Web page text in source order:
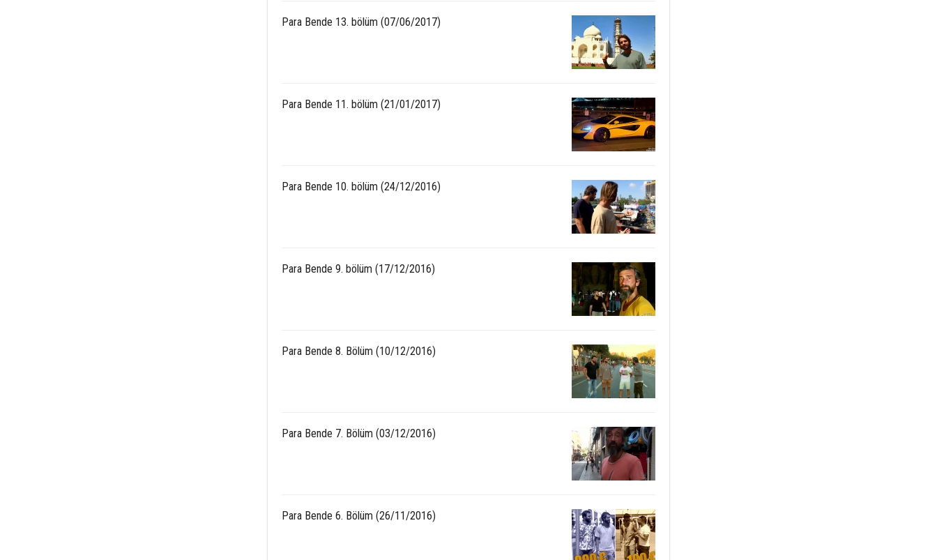
Para Bende 13. bölüm (07/06/2017)
Para Bende 11. bölüm (21/01/2017)
Para Bende 10. bölüm (24/12/2016)
Para Bende 9. bölüm (17/12/2016)
Para Bende 8. Bölüm (10/12/2016)
Para Bende 7. Bölüm (03/12/2016)
Para Bende 6. Bölüm (26/11/2016)